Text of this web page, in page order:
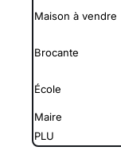
Maison à vendre
Brocante
École
Maire
PLU